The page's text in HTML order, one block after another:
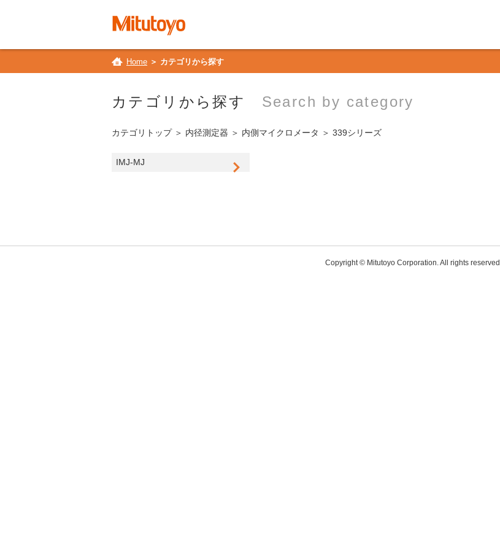
Home ＞ カテゴリから探す
カテゴリから探す Search by category
カテゴリトップ ＞ 内径測定器 ＞ 内側マイクロメータ ＞ 339シリーズ
IMJ-MJ
Copyright © Mitutoyo Corporation. All rights reserved